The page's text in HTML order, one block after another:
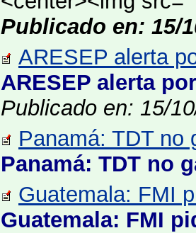
Publicado en: 15/
ARESEP alerta
ARESEP alerta
Publicado en: 15/
Panamá: TDT no
Panamá: TDT no
Guatemala: FMI
Guatemala: FMI